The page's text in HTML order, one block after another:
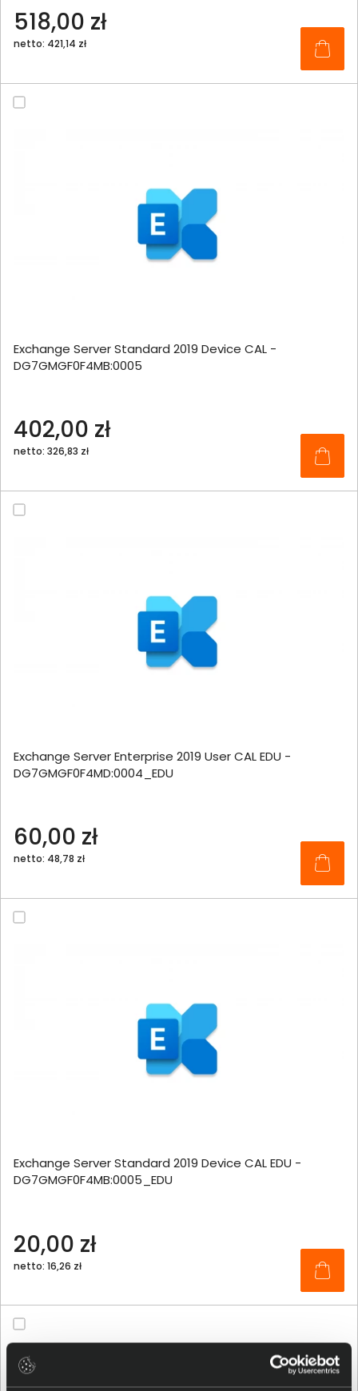
518,00 zł
netto: 421,14 zł
Exchange Server Standard 2019 Device CAL -
DG7GMGF0F4MB:0005
402,00 zł
netto: 326,83 zł
Exchange Server Enterprise 2019 User CAL EDU -
DG7GMGF0F4MD:0004_EDU
60,00 zł
netto: 48,78 zł
Exchange Server Standard 2019 Device CAL EDU -
DG7GMGF0F4MB:0005_EDU
20,00 zł
netto: 16,26 zł